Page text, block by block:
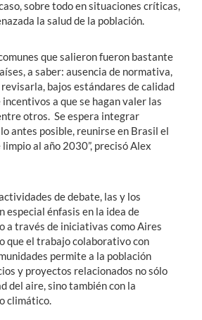
sobre todo en situaciones críticas,
la salud de la población.
que salieron fueron bastante
a saber: ausencia de normativa,
bajos estándares de calidad
a que se hagan valer las
otros. Se espera integrar
antes posible, reunirse en Brasil el
al año 2030”, precisó Alex
de debate, las y los
especial énfasis en la idea de
a través de iniciativas como Aires
que el trabajo colaborativo con
permite a la población
y proyectos relacionados no sólo
del aire, sino también con la
climático.